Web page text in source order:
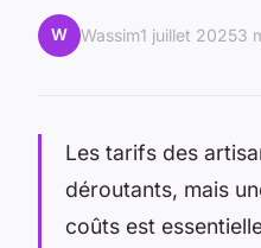
W Wassim1 juillet 20253
Les tarifs des
déroutants, mais
coûts est